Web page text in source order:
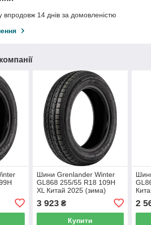
впродовж 14 днів за домовленістю
Шини Grenlander Winter
GL868 255/55 R18 109H
XL Китай 2025 (зима)
3 923₴
Купити
2